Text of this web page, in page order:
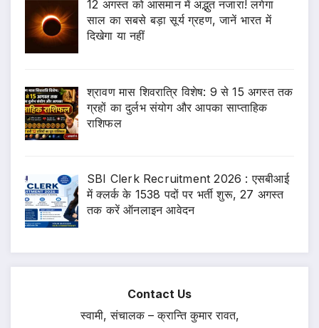
12 अगस्त को आसमान में अद्भुत नजारा! लगेगा
साल का सबसे बड़ा सूर्य ग्रहण, जानें भारत में
दिखेगा या नहीं
श्रावण मास शिवरात्रि विशेष: 9 से 15 अगस्त तक
ग्रहों का दुर्लभ संयोग और आपका साप्ताहिक
राशिफल
SBI Clerk Recruitment 2026 : एसबीआई
में क्लर्क के 1538 पदों पर भर्ती शुरू, 27 अगस्त
तक करें ऑनलाइन आवेदन
Contact Us
स्वामी, संचालक – क्रान्ति कुमार रावत,